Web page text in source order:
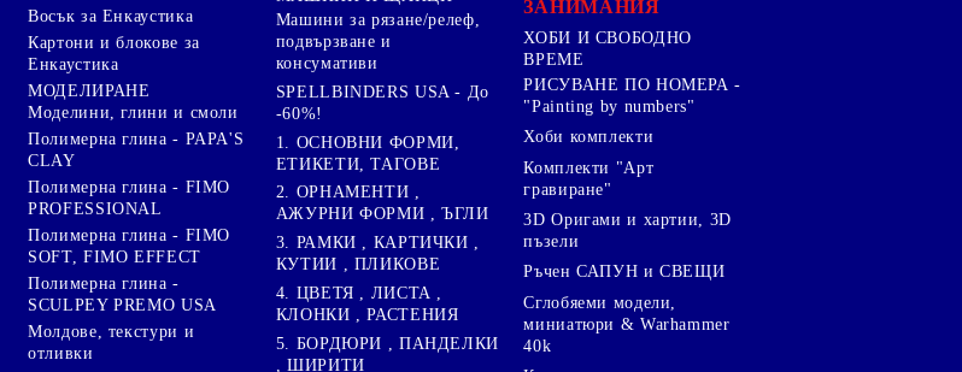
Восък за Енкаустика
Картони и блокове за
Енкаустика
МОДЕЛИРАНЕ
Моделини, глини и смоли
Полимерна глина - PAPA'S
CLAY
Полимерна глина - FIMO
PROFESSIONAL
Полимерна глина - FIMO
SOFT, FIMO EFFECT
Полимерна глина -
SCULPEY PREMO USA
Молдове, текстури и
отливки
Машини за рязане/релеф,
подвързване и
консумативи
SPELLBINDERS USA - До
-60%!
1. ОСНОВНИ ФОРМИ,
ЕТИКЕТИ, ТАГОВЕ
2. ОРНАМЕНТИ ,
АЖУРНИ ФОРМИ , ЪГЛИ
3. РАМКИ , КАРТИЧКИ ,
КУТИИ , ПЛИКОВЕ
4. ЦВЕТЯ , ЛИСТА ,
КЛОНКИ , РАСТЕНИЯ
5. БОРДЮРИ , ПАНДЕЛКИ
, ШИРИТИ
ЗАНИМАНИЯ
ХОБИ И СВОБОДНО
ВРЕМЕ
РИСУВАНЕ ПО НОМЕРА -
"Painting by numbers"
Хоби комплекти
Комплекти "Арт
гравиране"
3D Оригами и хартии, 3D
пъзели
Ръчен САПУН и СВЕЩИ
Сглобяеми модели,
миниатюри & Warhammer
40k